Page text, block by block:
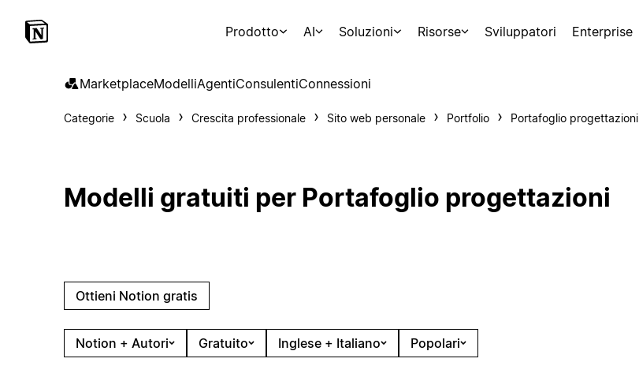
Prodotto AI Soluzioni Risorse Sviluppatori Enterprise
MarketplaceModelliAgentiConsulentiConnessioni
Categorie Scuola Crescita professionale Sito web personale Portfolio Portafoglio progettazioni
Modelli gratuiti per Portafoglio progettazioni
Ottieni Notion gratis
Notion + Autori Gratuito Inglese + Italiano Popolari